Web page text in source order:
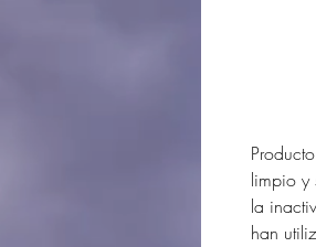
limpio y
la
han